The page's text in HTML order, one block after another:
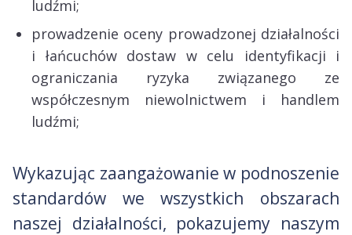
ludźmi;
prowadzenie oceny prowadzonej działalności
i łańcuchów dostaw w celu identyfikacji i
ograniczania ryzyka związanego ze
współczesnym niewolnictwem i handlem
ludźmi;
Wykazując zaangażowanie w podnoszenie
standardów we wszystkich obszarach
naszej działalności, pokazujemy naszym